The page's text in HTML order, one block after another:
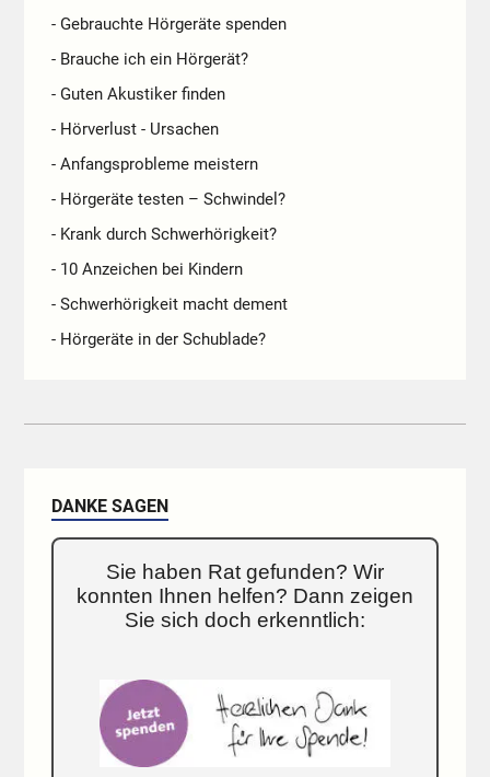
- Gebrauchte Hörgeräte spenden
- Brauche ich ein Hörgerät?
- Guten Akustiker finden
- Hörverlust - Ursachen
- Anfangsprobleme meistern
- Hörgeräte testen – Schwindel?
- Krank durch Schwerhörigkeit?
- 10 Anzeichen bei Kindern
- Schwerhörigkeit macht dement
- Hörgeräte in der Schublade?
DANKE SAGEN
Sie haben Rat gefunden? Wir
konnten Ihnen helfen? Dann zeigen
Sie sich doch erkenntlich: